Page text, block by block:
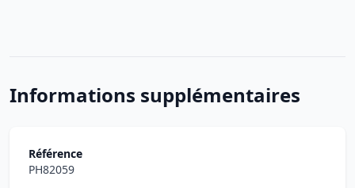
Informations supplémentaires
Référence
PH82059